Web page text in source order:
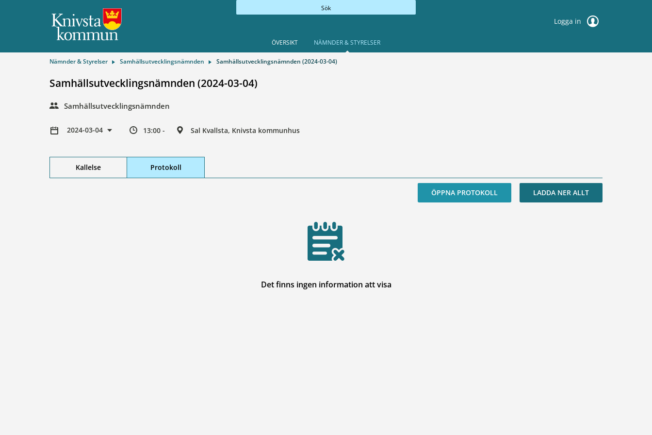
Sök
Logga in
ÖVERSIKT NÄMNDER & STYRELSER
Nämnder & Styrelser Samhällsutvecklingsnämnden Samhällsutvecklingsnämnden (2024-03-04)
Samhällsutvecklingsnämnden (2024-03-04)
Samhällsutvecklingsnämnden
2024-03-04 13:00 - Sal Kvallsta, Knivsta kommunhus
Kallelse Protokoll
ÖPPNA PROTOKOLL LADDA NER ALLT
Det finns ingen information att visa